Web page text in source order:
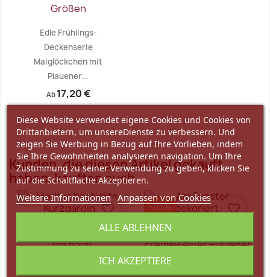
Vorschau
Edle Frühlings-
Deckenserie
Maiglöckchen mit
Plauener...
Ab 17,20 €
Kunden, die diesen Artikel gekauft
haben, kauften auch ...
favorite_border -10% favorite_border
Diese Website verwendet eigene Cookies und Cookies von
Drittanbietern, um unsereDienste zu verbessern. Und
zeigen Sie Werbung in Bezug auf Ihre Vorlieben, indem
Sie Ihre Gewohnheiten analysieren navigation. Um Ihre
Zustimmung zu seiner Verwendung zu geben, klicken Sie
auf die Schaltfläche Akzeptieren.
Weitere Informationen Anpassen von Cookies
ALLE ABLEHNEN
ICH AKZEPTIERE